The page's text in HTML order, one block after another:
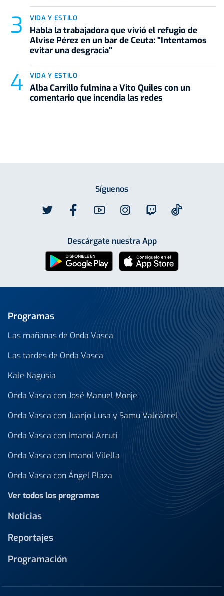
VIDA Y ESTILO
Habla la trabajadora que vivió el refugio de
Alvise Pérez en un bar de Ceuta: "Intentamos
evitar una desgracia"
VIDA Y ESTILO
Alba Carrillo fulmina a Vito Quiles con un
comentario que incendia las redes
Síguenos
Descárgate nuestra App
Programas
Las mañanas de Onda Vasca
Las tardes de Onda Vasca
Kale Nagusia
Onda Vasca con José Manuel Monje
Onda Vasca con Juanjo Lusa y Samu Valcárcel
Onda Vasca con Imanol Arruti
Onda Vasca con Imanol Vilella
Onda Vasca con Ángel Plaza
Ver todos los programas
Noticias
Reportajes
Programación